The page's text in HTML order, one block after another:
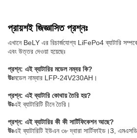
প্রায়শই জিজ্ঞাসিত প্রশ্নঃ
এখানে BeLY এর রিচার্জযোগ্য LiFePo4 ব্যাটারি
এবং উত্তর দেওয়া হয়েছেঃ
প্রশ্ন: এই ব্যাটারির মডেল নম্বর কি?
উঃমডেল নাম্বার LFP-24V230AH।
প্রশ্ন: এই ব্যাটারি কোথায় তৈরি হয়?
উঃএই ব্যাটারিটি চীনে তৈরি।
প্রশ্ন: এই ব্যাটারির কী কী সার্টিফিকেশন আছে?
উঃএই ব্যাটারিটি ইউএন ৩৮ দ্বারা সার্টিফাইড।3,